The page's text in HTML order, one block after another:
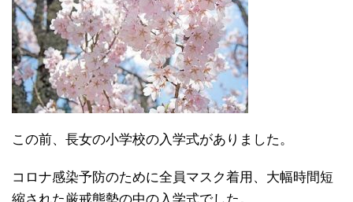
この前、長女の小学校の入学式がありました。
コロナ感染予防のために全員マスク着用、大幅時間短